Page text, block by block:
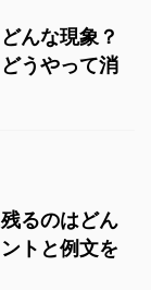
んな現象？
うやって消
るのはどん
トと例文を